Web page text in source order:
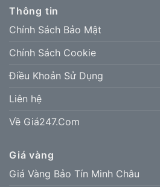
Thông tin
Chính Sách Bảo Mật
Chính Sách Cookie
Điều Khoản Sử Dụng
Liên hệ
Về Giá247.Com
Giá vàng
Giá Vàng Bảo Tín Minh Châu